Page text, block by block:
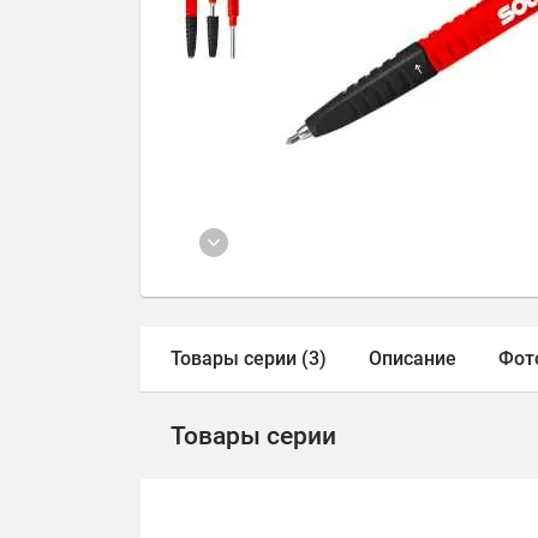
Товары серии (3) Описание
Товары серии